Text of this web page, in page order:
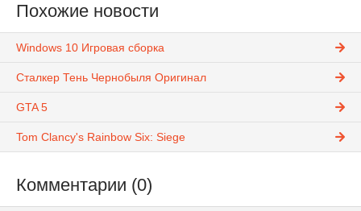
Похожие новости
Windows 10 Игровая сборка
Сталкер Тень Чернобыля Оригинал
GTA 5
Tom Clancy's Rainbow Six: Siege
Комментарии (0)